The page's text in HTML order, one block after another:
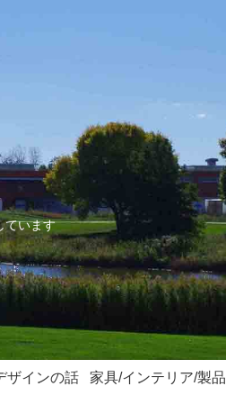
ています
ザインの話 家具/インテリア/製品